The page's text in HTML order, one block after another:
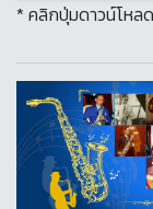
* คลิกปุ่มดาวน์โหล